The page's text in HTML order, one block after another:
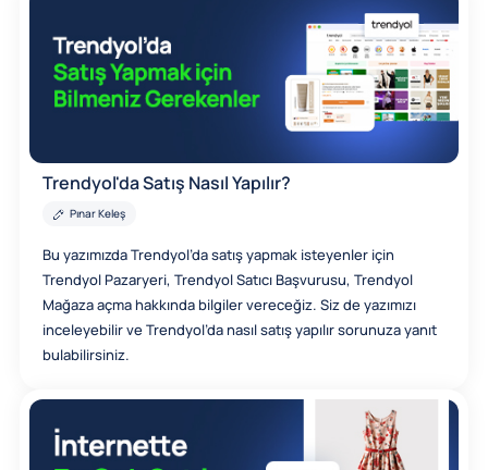
Trendyol'da Satış Nasıl Yapılır?
Pınar Keleş
Bu yazımızda Trendyol’da satış yapmak isteyenler için
Trendyol Pazaryeri, Trendyol Satıcı Başvurusu, Trendyol
Mağaza açma hakkında bilgiler vereceğiz. Siz de yazımızı
inceleyebilir ve Trendyol’da nasıl satış yapılır sorunuza yanıt
bulabilirsiniz.